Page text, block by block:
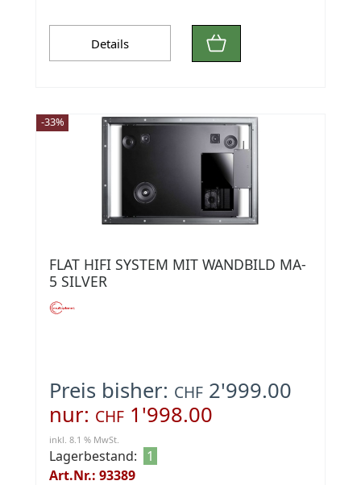
Details
-33%
FLAT HIFI SYSTEM MIT WANDBILD MA-
5 SILVER
Preis bisher: CHF 2'999.00
nur: CHF 1'998.00
inkl. 8.1 % MwSt.
Lagerbestand:
1
Art.Nr.: 93389